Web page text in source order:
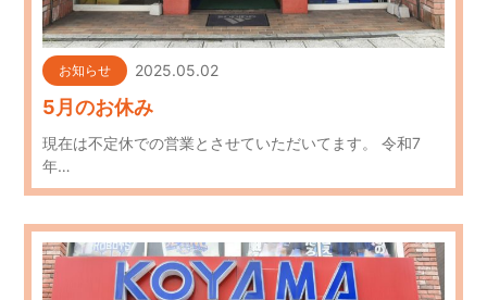
お知らせ 2025.05.02
5月のお休み
現在は不定休での営業とさせていただいてます。 令和7
年…